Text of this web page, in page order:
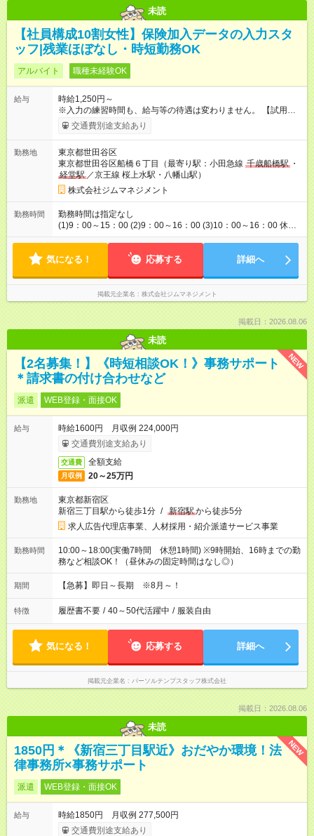
未読
【社員構成10割女性】保険加入データの入力スタ
ッフ|残業ほぼなし・時短勤務OK
アルバイト 職種未経験OK
給与
時給1,250円～
※入力の練習時間も、給与等の待遇は変わりません。 【試用期
間】試用期間あり 試用期間の長さ：3ヶ月 雇用形態、給与は本
採用時と同じです。
交通費別途支給あり
勤務地
東京都世田谷区
東京都世田谷区船橋６丁目（最寄り駅：小田急線 千歳船橋駅 ・
経堂駅 ／京王線 桜上水駅・八幡山駅）
株式会社ジムマネジメント
勤務時間
勤務時間は指定なし
(1)9：00～15：00 (2)9：00～16：00 (3)10：00～16：00 休憩
はお昼１時間＋入力の合間休憩（10分～15分）が数回入りま
で週5日勤務になります。 ※月収例 1日5時間×20日/月×1,250
気になる！ 応募する 詳細へ
掲載元企業名 株式会社ジムマネジメント
掲載日：2026.08.06
未読
NEW
【2名募集！】《時短相談OK！》事務サポート
＊請求書の付け合わせなど
派遣 WEB登録・面接OK
給与
時給1600円 月収例 224,000円
交通費別途支給あり
交通費 全額支給
月収例 20～25万円
勤務地
東京都新宿区
新宿三丁目駅から徒歩1分 / 新宿駅から徒歩5分
求人広告代理店事業、人材採用・紹介派遣サービス事業
勤務時間
10:00～18:00(実働7時間 休憩1時間) ※9時開始、16時までの勤
務など相談OK！（昼休みの固定時間はなし◎）
期間 【急募】即日～長期 ※8月～！
特徴 履歴書不要 / 40～50代活躍中 / 服装自由
気になる！ 応募する 詳細へ
掲載元企業名 パーソルテンプスタッフ株式会社
掲載日：2026.08.06
未読
NEW
1850円＊《新宿三丁目駅近》おだやか環境！法
律事務所×事務サポート
派遣 WEB登録・面接OK
給与
時給1850円 月収例 277,500円
交通費別途支給あり